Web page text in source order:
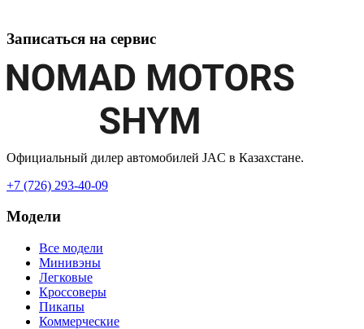
Записаться на сервис
Официальный дилер автомобилей JAC в Казахстане.
+7 (726) 293-40-09
Модели
Все модели
Минивэны
Легковые
Кроссоверы
Пикапы
Коммерческие